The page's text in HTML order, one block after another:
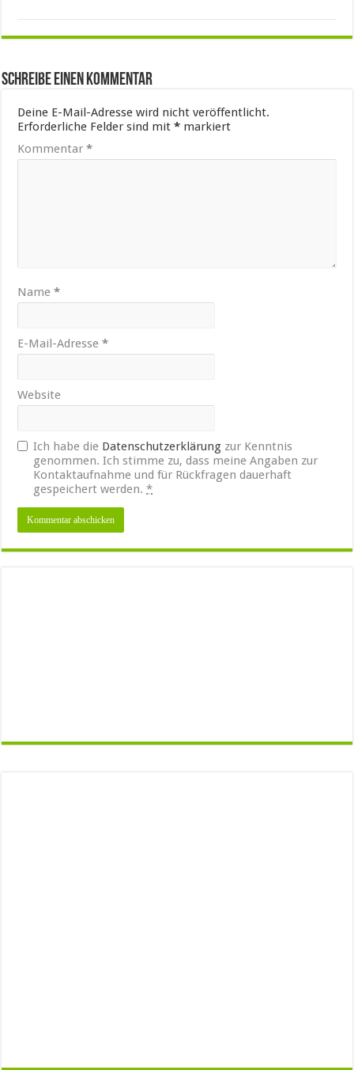
Schreibe einen Kommentar
Deine E-Mail-Adresse wird nicht veröffentlicht.
Erforderliche Felder sind mit* markiert
Kommentar*
Name*
E-Mail-Adresse*
Website
Ich habe die Datenschutzerklärung zur Kenntnis
genommen. Ich stimme zu, dass meine Angaben zur
Kontaktaufnahme und für Rückfragen dauerhaft
gespeichert werden.*